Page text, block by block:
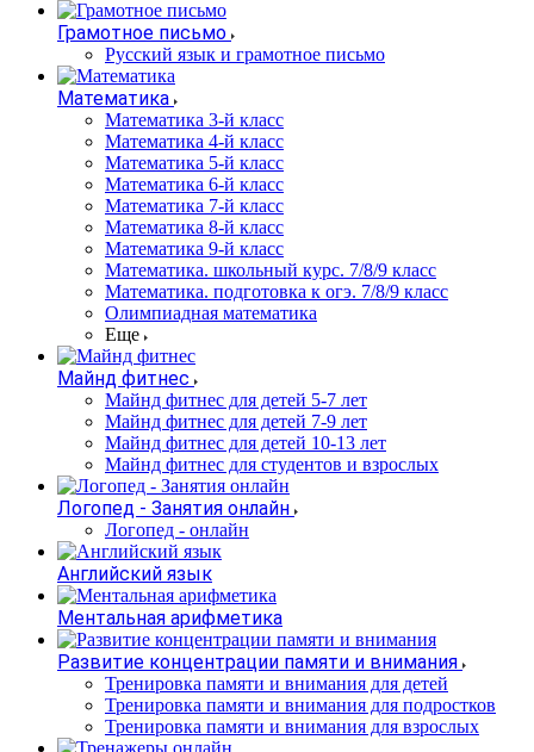
Грамотное письмо
Русский язык и грамотное письмо
Математика
Математика 3-й класс
Математика 4-й класс
Математика 5-й класс
Математика 6-й класс
Математика 7-й класс
Математика 8-й класс
Математика 9-й класс
Математика. школьный курс. 7/8/9 класс
Математика. подготовка к огэ. 7/8/9 класс
Олимпиадная математика
Еще
Майнд фитнес
Майнд фитнес для детей 5-7 лет
Майнд фитнес для детей 7-9 лет
Майнд фитнес для детей 10-13 лет
Майнд фитнес для студентов и взрослых
Логопед - Занятия онлайн
Логопед - онлайн
Английский язык
Ментальная арифметика
Развитие концентрации памяти и внимания
Тренировка памяти и внимания для детей
Тренировка памяти и внимания для подростков
Тренировка памяти и внимания для взрослых